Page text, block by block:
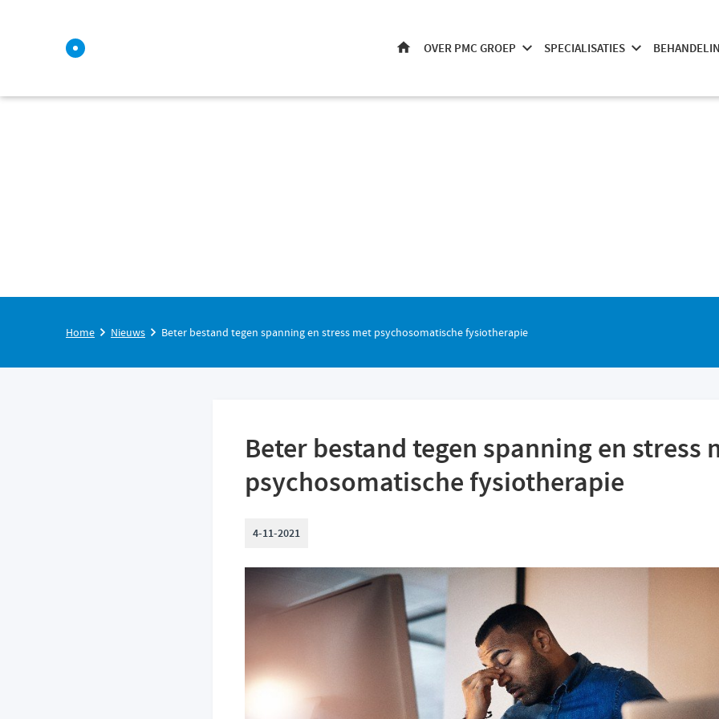
HOME
OVER PMC GROEP SPECIALISATIES
Home Nieuws Beter bestand tegen spanning en stress met psychosomatische fysiotherapie
Beter bestand tegen spanning en stress
psychosomatische fysiotherapie
4-11-2021